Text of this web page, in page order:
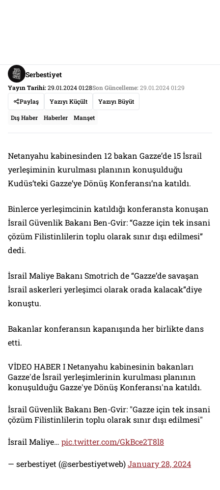
Serbestiyet
Yayın Tarihi:29.01.2024 01:28Son Güncelleme:29.01.2024 01:29
Paylaş
Yazıyı Küçült Yazıyı Büyüt
Dış Haber Haberler Manşet
Netanyahu kabinesinden 12 bakan Gazze’de 15 İsrail
yerleşiminin kurulması planının konuşulduğu
Kudüs’teki Gazze’ye Dönüş Konferansı’na katıldı.
Binlerce yerleşimcinin katıldığı konferansta konuşan
İsrail Güvenlik Bakanı Ben-Gvir: “Gazze için tek insani
çözüm Filistinlilerin toplu olarak sınır dışı edilmesi”
dedi.
İsrail Maliye Bakanı Smotrich de “Gazze’de savaşan
İsrail askerleri yerleşimci olarak orada kalacak”diye
konuştu.
Bakanlar konferansın kapanışında her birlikte dans
etti.
VİDEO HABER I Netanyahu kabinesinin bakanları
Gazze'de İsrail yerleşimlerinin kurulması planının
konuşulduğu Gazze'ye Dönüş Konferansı'na katıldı.
İsrail Güvenlik Bakanı Ben-Gvir: "Gazze için tek insani
çözüm Filistinlilerin toplu olarak sınır dışı edilmesi"
İsrail Maliye… pic.twitter.com/GkBce2T8l8
— serbestiyet (@serbestiyetweb)January 28, 2024